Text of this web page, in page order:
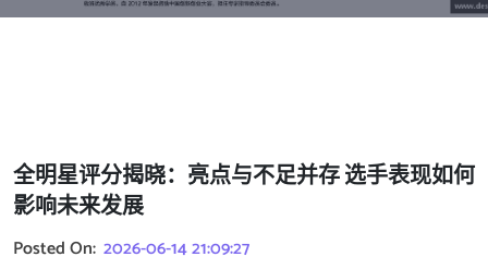
全明星评分揭晓：亮点与不足并存 选手表现如何
影响未来发展
Posted On: 2026-06-14 21:09:27